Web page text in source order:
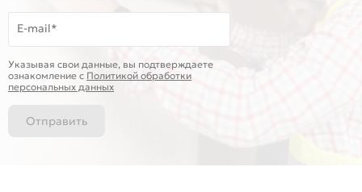
E-mail*
Указывая свои данные, вы подтверждаете
ознакомление c Политикой обработки
персональных данных
Отправить